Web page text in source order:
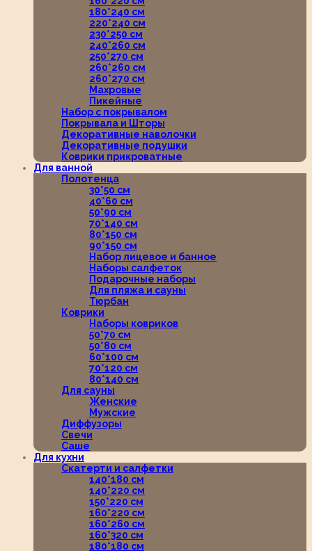
180*240 см
220*240 см
230*250 см
240*260 см
250*270 см
260*260 см
260*270 см
Махровые
Пикейные
Набор с покрывалом
Покрывала и Шторы
Декоративные наволочки
Декоративные подушки
Коврики прикроватные
Для ванной
Полотенца
30*50 см
40*60 см
50*90 см
70*140 см
80*150 см
90*150 см
Набор лицевое и банное
Наборы салфеток
Подарочные наборы
Для пляжа и сауны
Тюрбан
Коврики
Наборы ковриков
50*70 см
50*80 см
60*100 см
70*120 см
80*140 см
Для сауны
Женские
Мужские
Диффузоры
Свечи
Саше
Для кухни
Скатерти и салфетки
140*180 см
140*220 см
150*220 см
160*220 см
160*260 см
160*320 см
180*180 см